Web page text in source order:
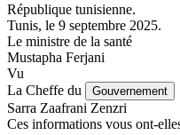
République tunisienne.
Tunis, le 9 septembre 2025.
Le ministre de la santé
Mustapha Ferjani
Vu
La Cheffe du
Gouvernement
Sarra Zaafrani Zenzri
Ces informations vous ont-